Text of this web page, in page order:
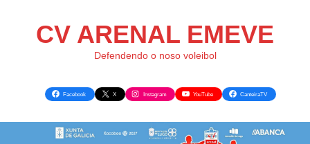
CV ARENAL EMEVE
Defendendo o noso voleibol
Facebook X Instagram YouTube CanteiraTV